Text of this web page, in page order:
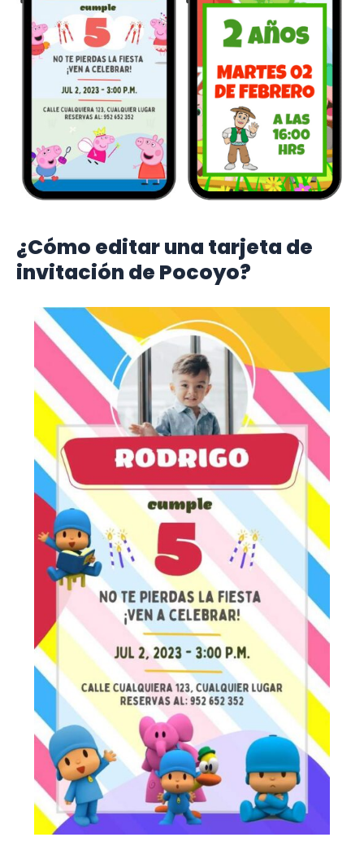
¿Cómo editar una tarjeta de
invitación de Pocoyo?